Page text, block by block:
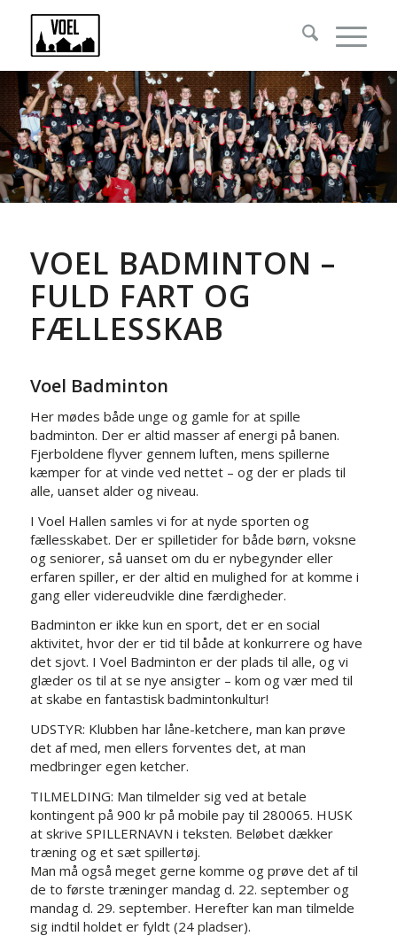
VOEL BADMINTON –
FULD FART OG
FÆLLESSKAB
Voel Badminton
Her mødes både unge og gamle for at spille
badminton. Der er altid masser af energi på banen.
Fjerboldene flyver gennem luften, mens spillerne
kæmper for at vinde ved nettet – og der er plads til
alle, uanset alder og niveau.
I Voel Hallen samles vi for at nyde sporten og
fællesskabet. Der er spilletider for både børn, voksne
og seniorer, så uanset om du er nybegynder eller
erfaren spiller, er der altid en mulighed for at komme i
gang eller videreudvikle dine færdigheder.
Badminton er ikke kun en sport, det er en social
aktivitet, hvor der er tid til både at konkurrere og have
det sjovt. I Voel Badminton er der plads til alle, og vi
glæder os til at se nye ansigter – kom og vær med til
at skabe en fantastisk badmintonkultur!
UDSTYR: Klubben har låne-ketchere, man kan prøve
det af med, men ellers forventes det, at man
medbringer egen ketcher.
TILMELDING: Man tilmelder sig ved at betale
kontingent på 900 kr på mobile pay til 280065. HUSK
at skrive SPILLERNAVN i teksten. Beløbet dækker
træning og et sæt spillertøj.
Man må også meget gerne komme og prøve det af til
de to første træninger mandag d. 22. september og
mandag d. 29. september. Herefter kan man tilmelde
sig indtil holdet er fyldt (24 pladser).